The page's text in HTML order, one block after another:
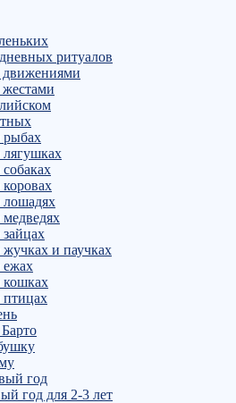
ритуалов
рыбах
и паучках
год
год для 2-3 лет